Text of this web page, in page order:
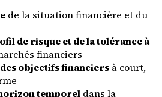
de la situation financière et du
de risque et de la tolérance à
financiers
objectifs financiers à court,
temporel dans la